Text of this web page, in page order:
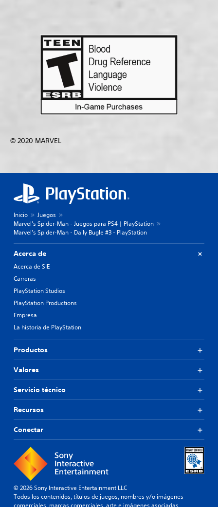
© 2020 MARVEL
Inicio
Juegos
Marvel's Spider-Man - Juegos para PS4 | PlayStation
Marvel's Spider-Man - Daily Bugle #3 - PlayStation
Acerca de
Acerca de SIE
Carreras
PlayStation Studios
PlayStation Productions
Empresa
La historia de PlayStation
Productos
Valores
Servicio técnico
Recursos
Conectar
© 2026 Sony Interactive Entertainment LLC
Todos los contenidos, títulos de juegos, nombres y/o imágenes
comerciales, marcas comerciales, arte e imágenes asociadas